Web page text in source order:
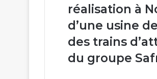
cérémonie
de
présentation
et
de
lancement
réalisation à
d’une usine
des trains
du groupe